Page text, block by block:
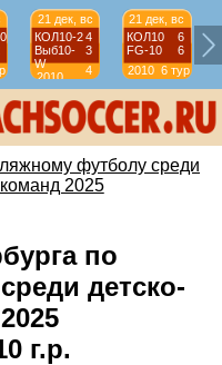
21 дек, вс
КОЛ10-24
Выб10-
W
3
2010
4
тур
21 дек, вс
КОЛ10
6
FG-10
6
2010 6 тур
футболу среди
2025
по
детско-
г.р.